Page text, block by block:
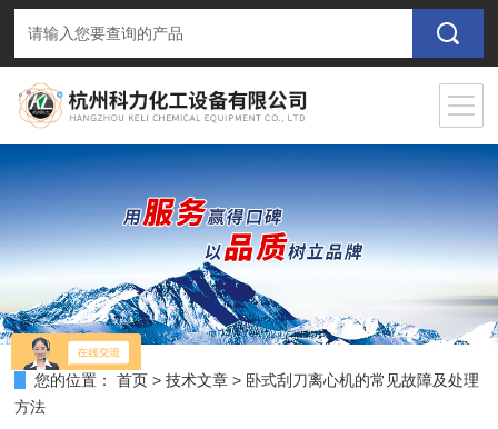
您的位置： 首页 >技术文章 > 卧式刮刀离心机的常见故障及处理
方法​